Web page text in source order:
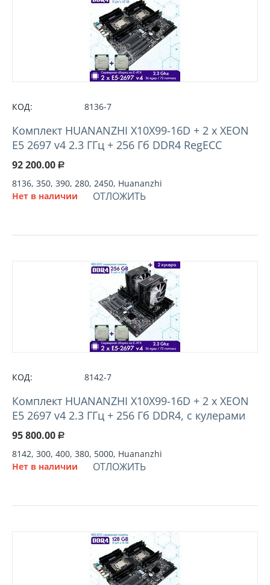
КОД: 8136-7
Комплект HUANANZHI X10X99-16D + 2 х XEON
E5 2697 v4 2.3 ГГц + 256 Гб DDR4 RegECC
92 200.00 Р
8136, 350, 390, 280, 2450, Huananzhi
Нет в наличии
ОТЛОЖИТЬ
КОД: 8142-7
Комплект HUANANZHI X10X99-16D + 2 х XEON
E5 2697 v4 2.3 ГГц + 256 Гб DDR4, с кулерами
95 800.00 Р
8142, 300, 400, 380, 5000, Huananzhi
Нет в наличии
ОТЛОЖИТЬ